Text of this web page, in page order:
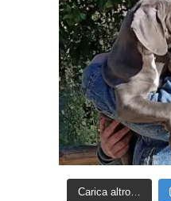
Carica altro…